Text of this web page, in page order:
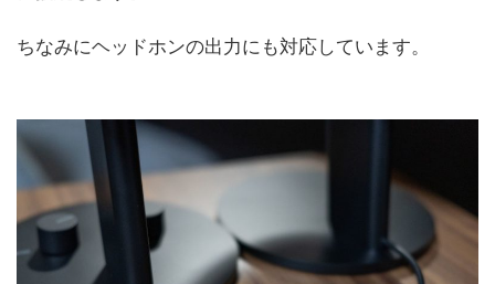
ちなみにヘッドホンの出力にも対応しています。